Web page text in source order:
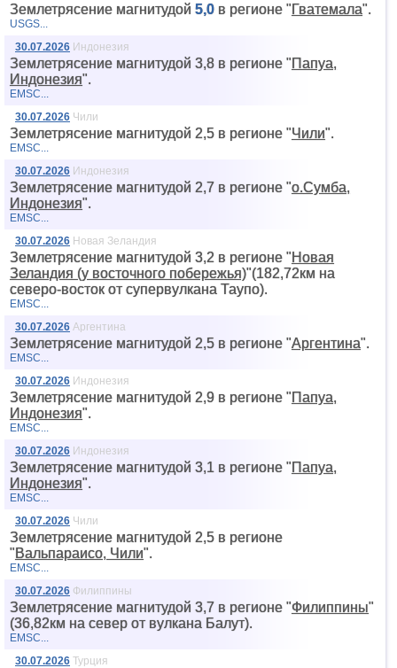
Землетрясение магнитудой 5,0 в регионе " Гватемала".
USGS...
30.07.2026 Индонезия
Землетрясение магнитудой 3,8 в регионе " Папуа,
Индонезия".
EMSC...
30.07.2026 Чили
Землетрясение магнитудой 2,5 в регионе "Чили".
EMSC...
30.07.2026 Индонезия
Землетрясение магнитудой 2,7 в регионе "о.Сумба,
Индонезия".
EMSC...
30.07.2026 Новая Зеландия
Землетрясение магнитудой 3,2 в регионе " Новая
Зеландия (у восточного побережья)"(182,72км на
северо-восток от супервyлкана Таупо).
EMSC...
30.07.2026 Аргентина
Землетрясение магнитудой 2,5 в регионе "Аргентина".
EMSC...
30.07.2026 Индонезия
Землетрясение магнитудой 2,9 в регионе " Папуа,
Индонезия".
EMSC...
30.07.2026 Индонезия
Землетрясение магнитудой 3,1 в регионе " Папуа,
Индонезия".
EMSC...
30.07.2026 Чили
Землетрясение магнитудой 2,5 в регионе
" Вальпараисо, Чили".
EMSC...
30.07.2026 Филиппины
Землетрясение магнитудой 3,7 в регионе "Филиппины"
(36,82км на север от вyлкана Балут).
EMSC...
30.07.2026 Турция